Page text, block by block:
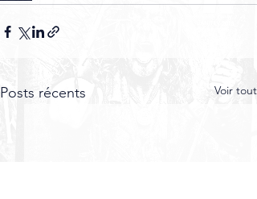
Posts récents Voir tout